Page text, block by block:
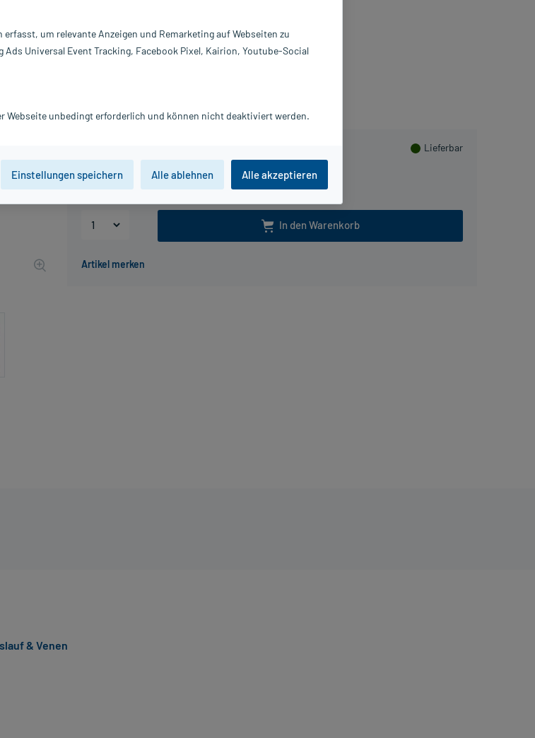
inkl. MwSt. Gratis-Versand innerhalb D.
Lieferbar
120 St 240 St
In den Warenkorb
PZN:
12576627
Hersteller:
Avitale GmbH
& Venen
um relevante Anzeigen und Remarketing auf Webseiten zu
Ads Universal Event Tracking, Facebook Pixel, Kairion, Youtube-Social
Webseite unbedingt erforderlich und können nicht deaktiviert werden.
Einstellungen speichern Alle ablehnen Alle akzeptieren